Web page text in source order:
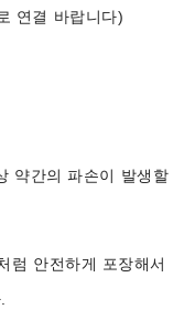
연결 바랍니다)
약간의 파손이 발생할
럼 안전하게 포장해서